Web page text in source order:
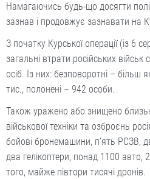
Намагаючись будь-що досягти
зазнав і продовжує зазнавати на
З початку Курської операції (із 6
загальні втрати російських
осіб. Із них: безповоротні – більш
тис., полонені – 942 особи.
Також уражено або знищено
військової техніки та озброєнь
бойові бронемашини, п’ять РСЗВ,
два гелікоптери, понад 1100 авто,
того, майже півтори тисячі дронів.